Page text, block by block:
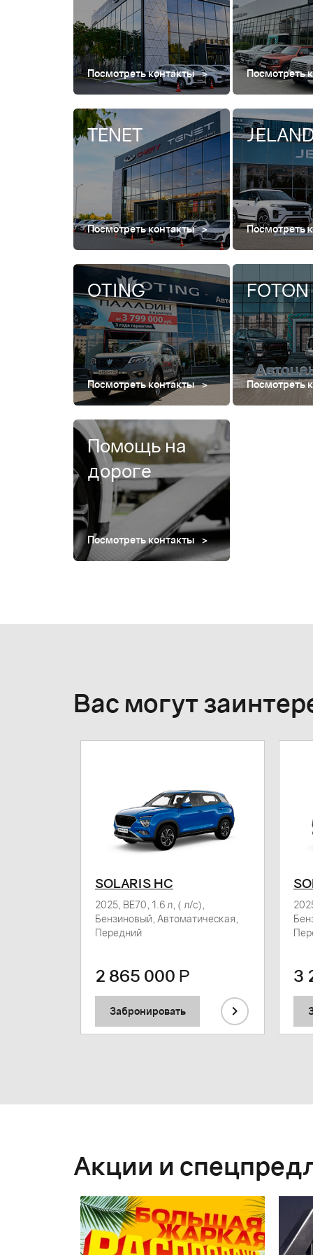
Посмотреть контакты Посмотреть
TENET
Посмотреть контакты Посмотреть
OTING
Посмотреть контакты
FOTON
Посмотреть
Помощь на
дороге
Посмотреть контакты
Вас могут
SOLARIS HC
2025, BE70, 1.6 л, ( л/с),
Бензиновый, Автоматическая,
Передний
2 865 000 Р
Забронировать
3
Акции и